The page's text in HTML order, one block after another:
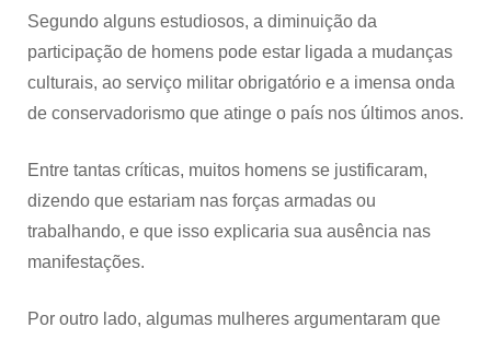
Segundo alguns estudiosos, a diminuição da
participação de homens pode estar ligada a mudanças
culturais, ao serviço militar obrigatório e a imensa onda
de conservadorismo que atinge o país nos últimos anos.
Entre tantas críticas, muitos homens se justificaram,
dizendo que estariam nas forças armadas ou
trabalhando, e que isso explicaria sua ausência nas
manifestações.
Por outro lado, algumas mulheres argumentaram que